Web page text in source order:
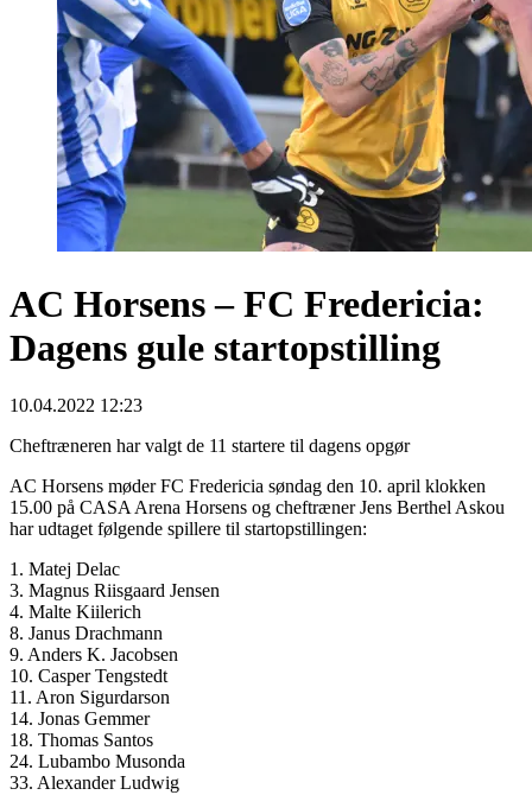
AC Horsens – FC Fredericia:
Dagens gule startopstilling
10.04.2022 12:23
Cheftræneren har valgt de 11 startere til dagens opgør
AC Horsens møder FC Fredericia søndag den 10. april klokken
15.00 på CASA Arena Horsens og cheftræner Jens Berthel Askou
har udtaget følgende spillere til startopstillingen:
1. Matej Delac
3. Magnus Riisgaard Jensen
4. Malte Kiilerich
8. Janus Drachmann
9. Anders K. Jacobsen
10. Casper Tengstedt
11. Aron Sigurdarson
14. Jonas Gemmer
18. Thomas Santos
24. Lubambo Musonda
33. Alexander Ludwig